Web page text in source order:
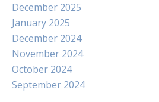
December 2025
January 2025
December 2024
November 2024
October 2024
September 2024